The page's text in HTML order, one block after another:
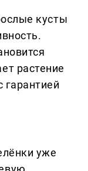
кусты
растение
гарантией
уже